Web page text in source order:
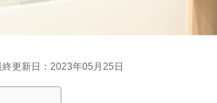
終更新日：2023年05月25日